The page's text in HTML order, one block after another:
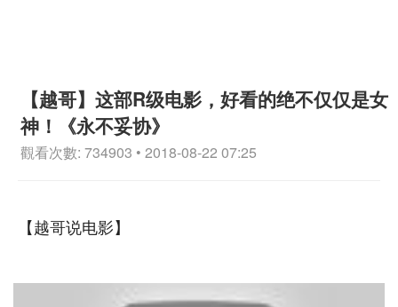
【越哥】这部R级电影，好看的绝不仅仅是女
神！《永不妥协》
觀看次數: 734903 • 2018-08-22 07:25
【越哥说电影】